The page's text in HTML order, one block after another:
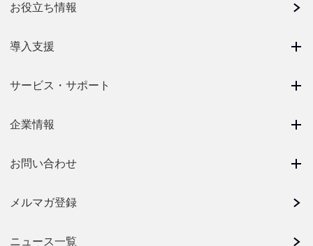
お役立ち情報
導入支援
サービス・サポート
企業情報
お問い合わせ
メルマガ登録
ニュース一覧